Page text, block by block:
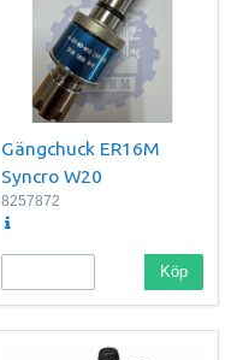
Gängchuck ER16M
Syncro W20
8257872
Köp